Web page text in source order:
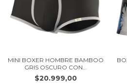
MINI BOXER HOMBRE BAMBOO
GRIS OSCURO CON...
$20.999,00